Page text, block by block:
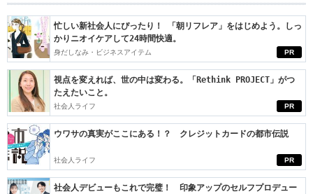
PR
忙しい新社会人にぴったり！ 「朝リフレア」をはじめよう。しっ
かりニオイケアして24時間快適。
身だしなみ・ビジネスアイテム
PR
視点を変えれば、世の中は変わる。「Rethink PROJECT」がつ
たえたいこと。
社会人ライフ
PR
ウワサの真実がここにある！？ クレジットカードの都市伝説
社会人ライフ
社会人デビューもこれで完璧！ 印象アップのセルフプロデュー